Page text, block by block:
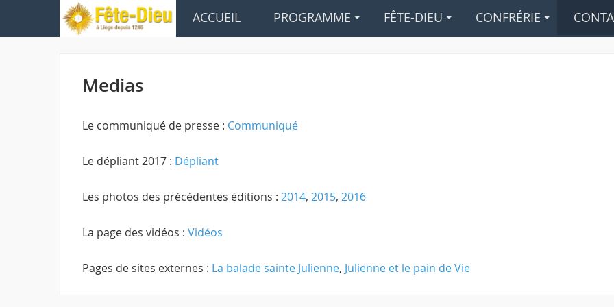
ACCUEIL PROGRAMME FÊTE-DIEU CONFRÉRIE
Medias
Le communiqué de presse : Communiqué
Le dépliant 2017 : Dépliant
Les photos des précédentes éditions : 2014, 2015, 2016
La page des vidéos : Vidéos
Pages de sites externes : La balade sainte Julienne, Julienne et le pain de Vie